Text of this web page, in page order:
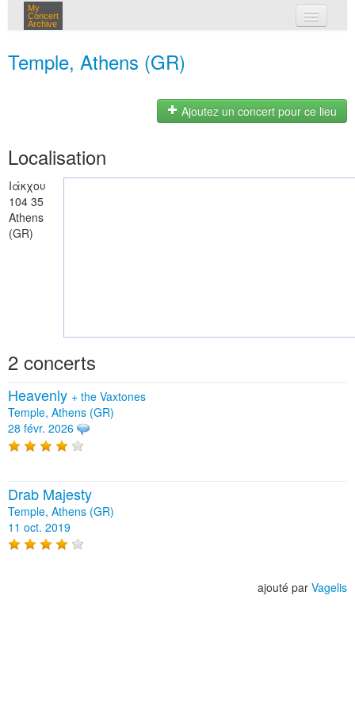
My
Concert
Archive
Temple, Athens (GR)
Ajoutez un concert pour ce lieu
Localisation
Ιάκχου
104 35
Athens
(GR)
2 concerts
Heavenly + the Vaxtones
Temple, Athens (GR)
28 févr. 2026
Drab Majesty
Temple, Athens (GR)
11 oct. 2019
ajouté par Vagelis